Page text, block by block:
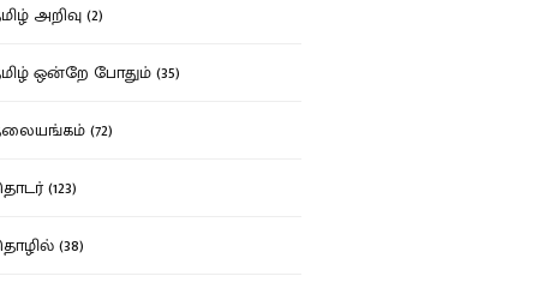
அறிவு (2)
ஒன்றே போதும் (35)
(72)
(123)
(38)